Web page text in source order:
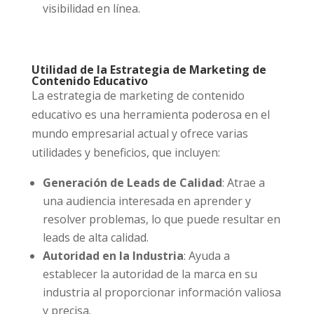
visibilidad en línea.
Utilidad de la Estrategia de Marketing de
Contenido Educativo
La estrategia de marketing de contenido
educativo es una herramienta poderosa en el
mundo empresarial actual y ofrece varias
utilidades y beneficios, que incluyen:
Generación de Leads de Calidad: Atrae a
una audiencia interesada en aprender y
resolver problemas, lo que puede resultar en
leads de alta calidad.
Autoridad en la Industria: Ayuda a
establecer la autoridad de la marca en su
industria al proporcionar información valiosa
y precisa.